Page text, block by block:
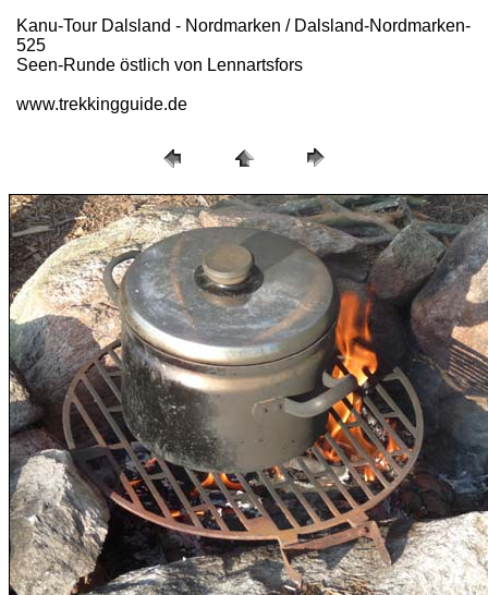
Kanu-Tour Dalsland - Nordmarken / Dalsland-Nordmarken-
525
Seen-Runde östlich von Lennartsfors
www.trekkingguide.de